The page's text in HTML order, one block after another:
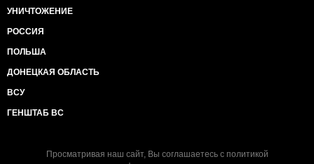
УНИЧТОЖЕНИЕ
РОССИЯ
ПОЛЬША
ДОНЕЦКАЯ ОБЛАСТЬ
ВСУ
ГЕНШТАБ ВС
Просматривая наш сайт, Вы соглашаетесь с политикой